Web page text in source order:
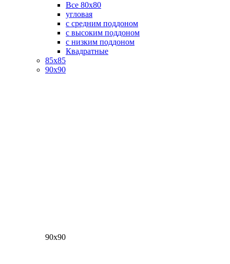
Все 80х80
угловая
с средним поддоном
с высоким поддоном
с низким поддоном
Квадратные
85х85
90х90
90х90